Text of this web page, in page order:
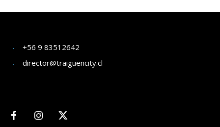
+56 9 83512642
director@traiguencity.cl